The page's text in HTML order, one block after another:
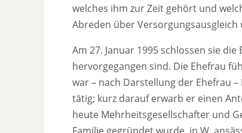
welches ihm zur Zeit gehört und
Abreden über
Am 27. Januar 1995 schlossen sie
hervorgegangen sind. Die Ehefrau
war – nach Darstellung der Ehefrau –
tätig; kurz darauf erwarb er einen
heute Mehrheitsgesellschafter und